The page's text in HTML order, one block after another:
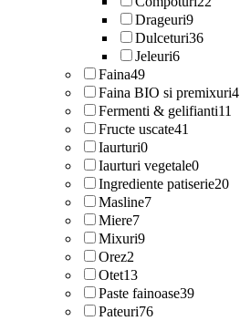
Drageuri9
Dulceturi36
Jeleuri6
Faina49
Faina BIO si premixuri4
Fermenti & gelifianti11
Fructe uscate41
Iaurturi0
Iaurturi vegetale0
Ingrediente patiserie20
Masline7
Miere7
Mixuri9
Orez2
Otet13
Paste fainoase39
Pateuri76